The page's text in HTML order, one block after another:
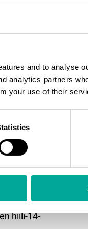
and to analyse
analytics partners
your use of their
ja
hiili-14-